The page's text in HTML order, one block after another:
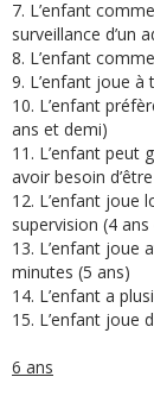
7. L’enfant
surveillance d’un
8. L’enfant
9. L’enfant joue
10. L’enfant
ans et demi)
11. L’enfant peut
avoir besoin
12. L’enfant joue
supervision (4
13. L’enfant joue
minutes (5 ans)
14. L’enfant a
15. L’enfant joue
6 ans